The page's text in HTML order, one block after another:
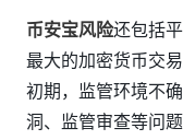
币安宝风险还包括
最大的加密货币交
初期，监管环境不
洞、监管审查等问